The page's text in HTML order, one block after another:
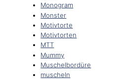
Monogram
Monster
Motivtorte
Motivtorten
MTT
Mummy
Muschelbordüre
muscheln